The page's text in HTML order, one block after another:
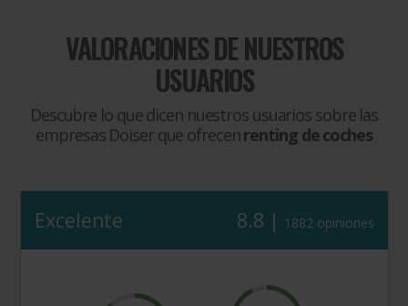
VALORACIONES DE NUESTROS
USUARIOS
Descubre lo que dicen nuestros usuarios sobre las
empresas Doiser que ofrecenrenting de coches
Excelente 8.8 | 1882 opiniones